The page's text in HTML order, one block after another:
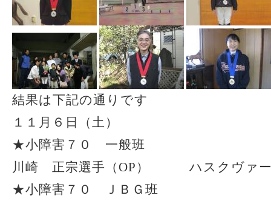
結果は下記の通りです
１１月６日（土）
★小障害７０ 一般班
川崎 正宗選手（OP） ハスクヴァ
★小障害７０ ＪＢＧ班